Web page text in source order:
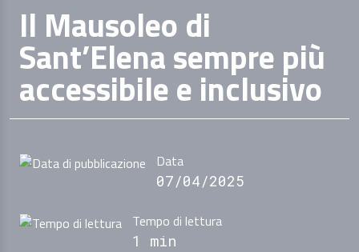
Il Mausoleo di
Sant’Elena sempre più
accessibile e inclusivo
Data
07/04/2025
Tempo di lettura
1 min